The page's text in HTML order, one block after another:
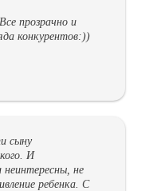
прозрачно и
конкурентов:))
сыну
И
неинтересны, не
ребенка. С